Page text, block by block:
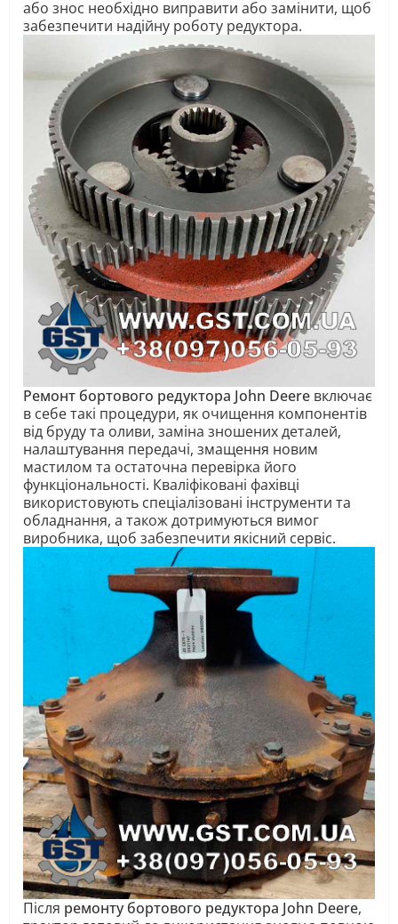
або знос необхідно виправити або замінити, щоб
забезпечити надійну роботу редуктора.
Ремонт бортового редуктора John Deere включає
в себе такі процедури, як очищення компонентів
від бруду та оливи, заміна зношених деталей,
налаштування передачі, змащення новим
мастилом та остаточна перевірка його
функціональності. Кваліфіковані фахівці
використовують спеціалізовані інструменти та
обладнання, а також дотримуються вимог
виробника, щоб забезпечити якісний сервіс.
Після ремонту бортового редуктора John Deere,